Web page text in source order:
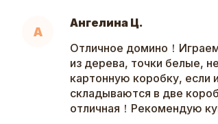
А
Ангелина Ц.
Отличное домино！
из дерева, точки белые,
картонную коробку, если
складываются в две
отличная！Рекомендую